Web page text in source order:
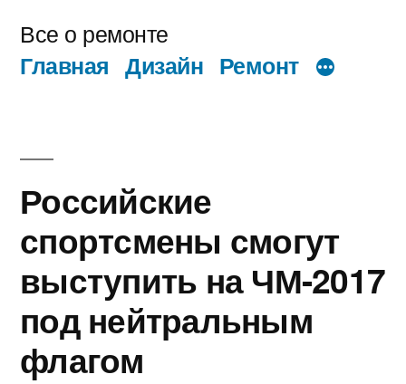
содержимому
Все о ремонте
Главная Дизайн Ремонт
Российские
спортсмены смогут
выступить на ЧМ-2017
под нейтральным
флагом